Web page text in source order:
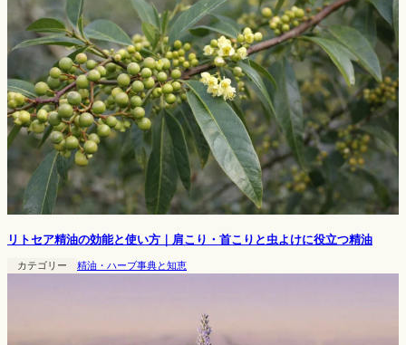
リトセア精油の効能と使い方｜肩こり・首こりと虫よけに役立つ精油
カテゴリー 精油・ハーブ事典と知恵